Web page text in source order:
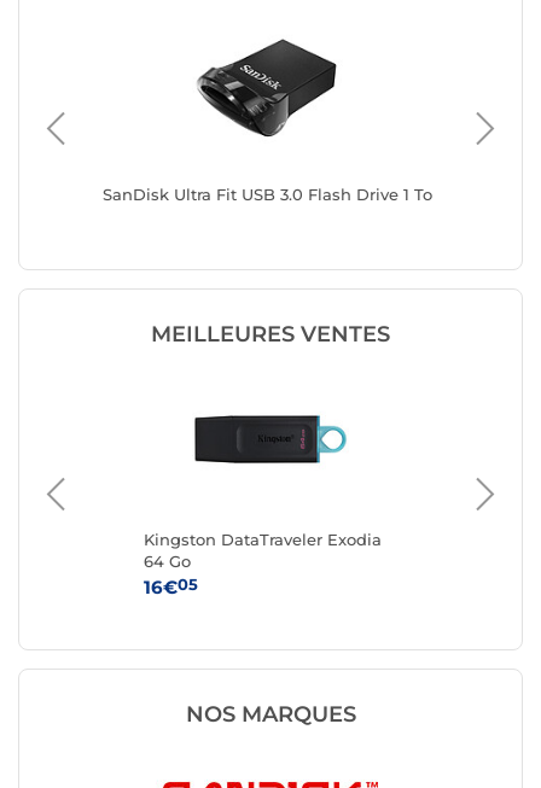
SanDisk Ultra Fit USB 3.0 Flash Drive 1 To
MEILLEURES VENTES
Kingston DataTraveler Exodia
64 Go
16€05
NOS MARQUES